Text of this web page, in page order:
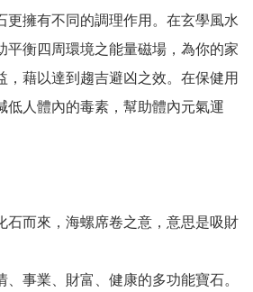
更擁有不同的調理作用。在玄學風水
平衡四周環境之能量磁場，為你的家
，藉以達到趨吉避凶之效。在保健用
低人體內的毒素，幫助體內元氣運
石而來，海螺席卷之意，意思是吸財
、事業、財富、健康的多功能寶石。